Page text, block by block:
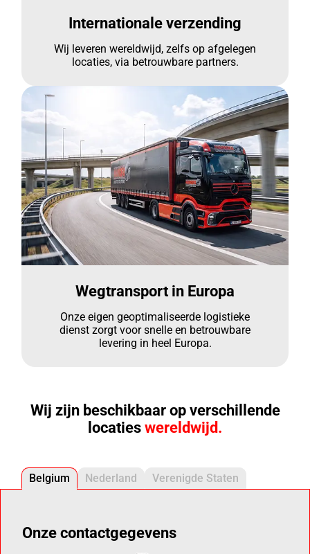
Internationale verzending
Wij leveren wereldwijd, zelfs op afgelegen
locaties, via betrouwbare partners.
Wegtransport in Europa
Onze eigen geoptimaliseerde logistieke
dienst zorgt voor snelle en betrouwbare
levering in heel Europa.
Wij zijn beschikbaar op verschillende
locaties wereldwijd.
Belgium Nederland Verenigde Staten
Onze contactgegevens